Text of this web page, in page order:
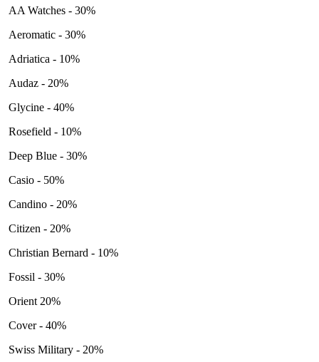
AA Watches - 30%
Aeromatic - 30%
Adriatica - 10%
Audaz - 20%
Glycine - 40%
Rosefield - 10%
Deep Blue - 30%
Casio - 50%
Candino - 20%
Citizen - 20%
Christian Bernard - 10%
Fossil - 30%
Orient 20%
Cover - 40%
Swiss Military - 20%